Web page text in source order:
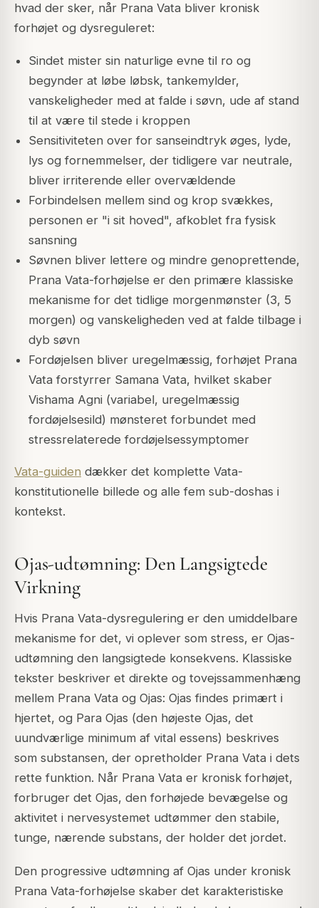
hvad der sker, når Prana Vata bliver kronisk
forhøjet og dysreguleret:
Sindet mister sin naturlige evne til ro og
begynder at løbe løbsk, tankemylder,
vanskeligheder med at falde i søvn, ude af stand
til at være til stede i kroppen
Sensitiviteten over for sanseindtryk øges, lyde,
lys og fornemmelser, der tidligere var neutrale,
bliver irriterende eller overvældende
Forbindelsen mellem sind og krop svækkes,
personen er "i sit hoved", afkoblet fra fysisk
sansning
Søvnen bliver lettere og mindre genoprettende,
Prana Vata-forhøjelse er den primære klassiske
mekanisme for det tidlige morgenmønster (3, 5
morgen) og vanskeligheden ved at falde tilbage i
dyb søvn
Fordøjelsen bliver uregelmæssig, forhøjet Prana
Vata forstyrrer Samana Vata, hvilket skaber
Vishama Agni (variabel, uregelmæssig
fordøjelsesild) mønsteret forbundet med
stressrelaterede fordøjelsessymptomer
Vata-guiden dækker det komplette Vata-
konstitutionelle billede og alle fem sub-doshas i
kontekst.
Ojas-udtømning: Den Langsigtede
Virkning
Hvis Prana Vata-dysregulering er den umiddelbare
mekanisme for det, vi oplever som stress, er Ojas-
udtømning den langsigtede konsekvens. Klassiske
tekster beskriver et direkte og tovejssammenhæng
mellem Prana Vata og Ojas: Ojas findes primært i
hjertet, og Para Ojas (den højeste Ojas, det
uundværlige minimum af vital essens) beskrives
som substansen, der opretholder Prana Vata i dets
rette funktion. Når Prana Vata er kronisk forhøjet,
forbruger det Ojas, den forhøjede bevægelse og
aktivitet i nervesystemet udtømmer den stabile,
tunge, nærende substans, der holder det jordet.
Den progressive udtømning af Ojas under kronisk
Prana Vata-forhøjelse skaber det karakteristiske